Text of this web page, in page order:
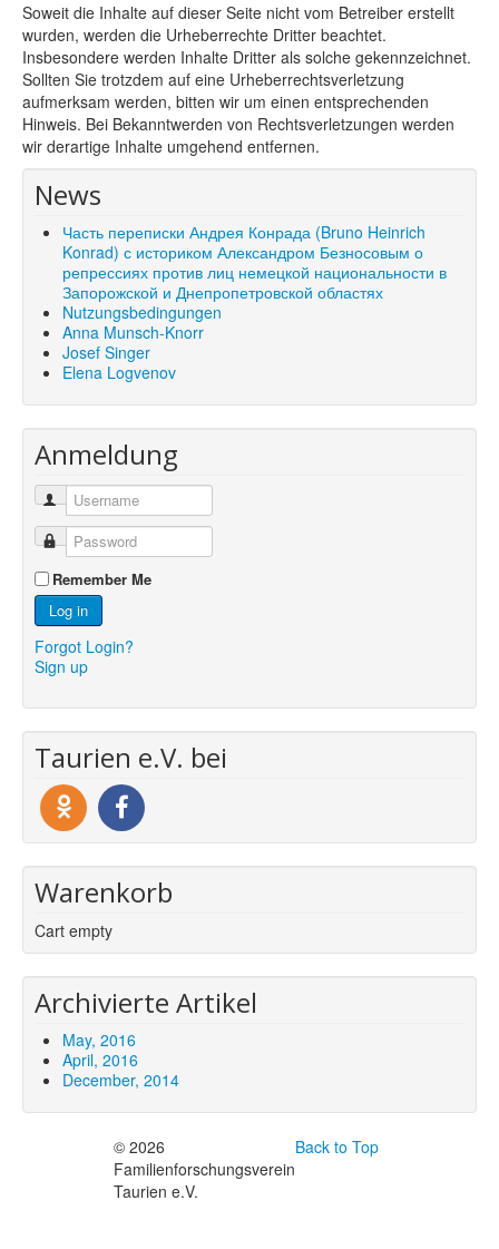
Soweit die Inhalte auf dieser Seite nicht vom Betreiber erstellt
wurden, werden die Urheberrechte Dritter beachtet.
Insbesondere werden Inhalte Dritter als solche gekennzeichnet.
Sollten Sie trotzdem auf eine Urheberrechtsverletzung
aufmerksam werden, bitten wir um einen entsprechenden
Hinweis. Bei Bekanntwerden von Rechtsverletzungen werden
wir derartige Inhalte umgehend entfernen.
News
Часть переписки Андрея Конрада (Bruno Heinrich
Konrad) с историком Александром Безносовым о
репрессиях против лиц немецкой национальности в
Запорожской и Днепропетровской областях
Nutzungsbedingungen
Anna Munsch-Knorr
Josef Singer
Elena Logvenov
Anmeldung
Remember Me
Log in
Forgot Login?
Sign up
Taurien e.V. bei
Warenkorb
Cart empty
Archivierte Artikel
May, 2016
April, 2016
December, 2014
Back to Top
© 2026
Familienforschungsverein
Taurien e.V.